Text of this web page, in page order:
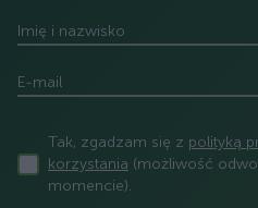
Imię i nazwisko
E-mail
Tak, zgadzam się z polityką
korzystania (możliwość
momencie).